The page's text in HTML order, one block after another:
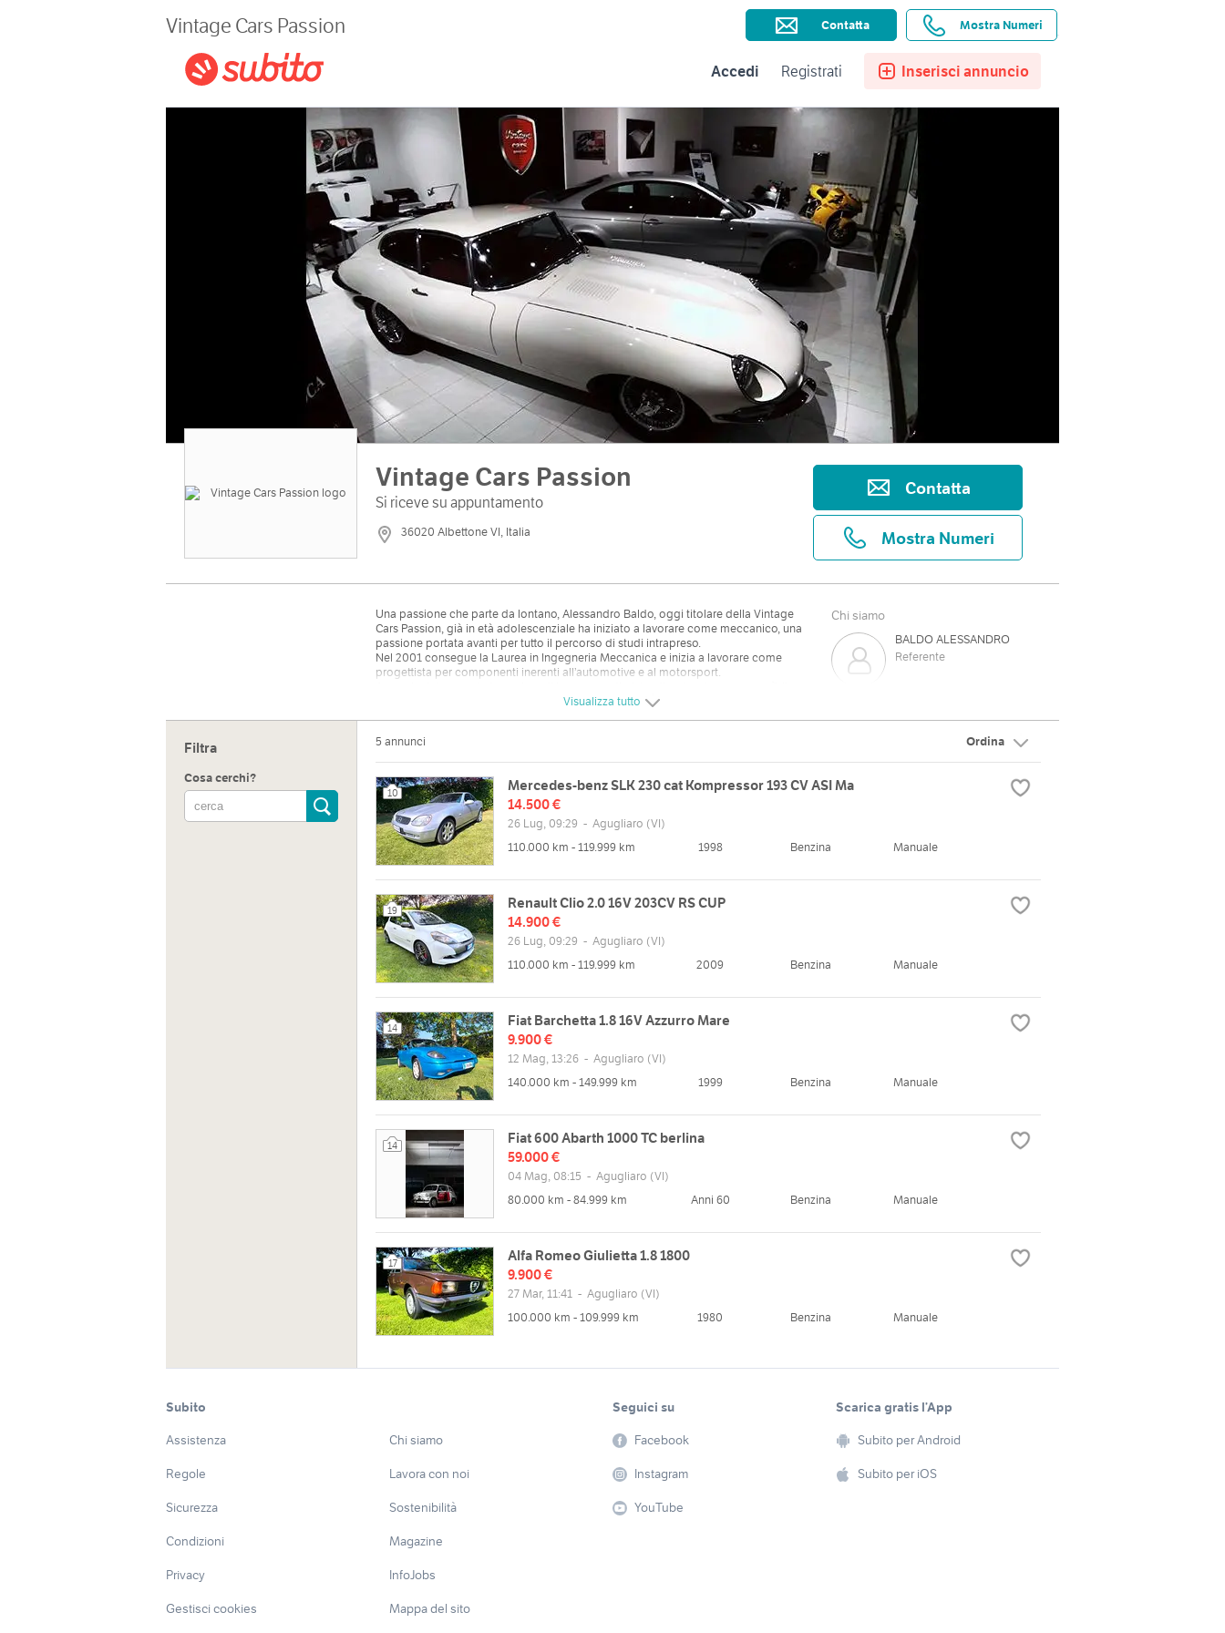
Subito per le Aziende Assistenza Ricerche salvate Preferiti
Accedi Registrati Inserisci annuncio
Vintage Cars Passion Contatta Mostra Numeri
Vintage Cars Passion
Si riceve su appuntamento
36020 Albettone VI, Italia
Contatta
Mostra Numeri
Una passione che parte da lontano, Alessandro Baldo, oggi titolare della Vintage
Cars Passion, già in età adolescenziale ha iniziato a lavorare come meccanico, una
passione portata avanti per tutto il percorso di studi intrapreso.
Nel 2001 consegue la Laurea in Ingegneria Meccanica e inizia a lavorare come
progettista per componenti inerenti all’automotive e al motorsport.
tecnico, in categorie prestigiose come AutoGP e GP2 Series.
Chi siamo
BALDO ALESSANDRO
Referente
Indirizzo
36020 Albettone VI, Italia
Sito web
http://www.vintagecarspassion.com
Visualizza tutto
Filtra
Cosa cerchi?
5 annunci Ordina
10
Mercedes-benz SLK 230 cat Kompressor 193 CV ASI Ma
14.500 €
26 Lug, 09:29 - Agugliaro (VI)
110.000 km - 119.999 km
1998 Benzina Manuale
19
Renault Clio 2.0 16V 203CV RS CUP
14.900 €
26 Lug, 09:29 - Agugliaro (VI)
110.000 km - 119.999 km
2009 Benzina Manuale
14
Fiat Barchetta 1.8 16V Azzurro Mare
9.900 €
12 Mag, 13:26 - Agugliaro (VI)
140.000 km - 149.999 km
1999 Benzina Manuale
14
Fiat 600 Abarth 1000 TC berlina
59.000 €
04 Mag, 08:15 - Agugliaro (VI)
80.000 km - 84.999 km
Anni 60 Benzina Manuale
17
Alfa Romeo Giulietta 1.8 1800
9.900 €
27 Mar, 11:41 - Agugliaro (VI)
100.000 km - 109.999 km
1980 Benzina Manuale
Subito
Assistenza
Regole
Sicurezza
Condizioni
Privacy
Gestisci cookies
Chi siamo
Lavora con noi
Sostenibilità
Magazine
InfoJobs
Mappa del sito
Seguici su
Facebook
Instagram
YouTube
Scarica gratis l’App
Subito per Android
Subito per iOS